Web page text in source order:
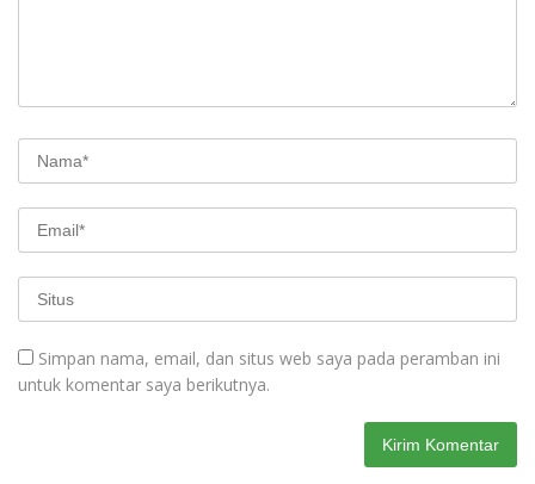
Simpan nama, email, dan situs web saya pada peramban ini
untuk komentar saya berikutnya.